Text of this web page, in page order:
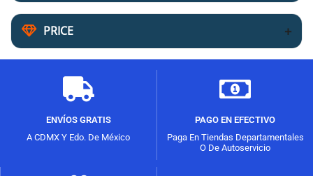
PRICE
ENVÍOS GRATIS
A CDMX Y Edo. De México
PAGO EN EFECTIVO
Paga En Tiendas Departamentales
O De Autoservicio